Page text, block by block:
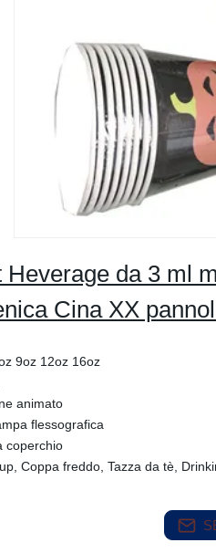
Heverage da 3 ml
Cina XX
9oz 12oz 16oz
animato
flessografica
coperchio
Coppa freddo, Tazza da tè,